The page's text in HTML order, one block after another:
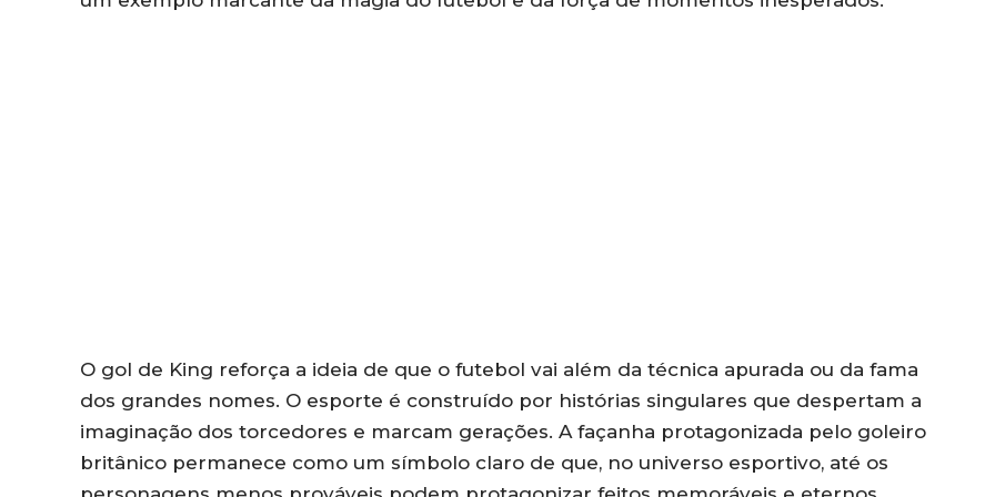
O gol de King reforça a ideia de que o futebol vai além da técnica apurada ou da fama
dos grandes nomes. O esporte é construído por histórias singulares que despertam a
imaginação dos torcedores e marcam gerações. A façanha protagonizada pelo goleiro
britânico permanece como um símbolo claro de que, no universo esportivo, até os